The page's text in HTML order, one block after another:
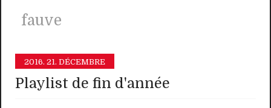
fauve
2016. 21. DÉCEMBRE
Playlist de fin d'année